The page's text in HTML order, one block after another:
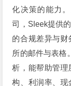
化决策的能力
司，Sleek提供
的合规差异与财
所的邮件与表格
析，能帮助管理
构、利润率、现